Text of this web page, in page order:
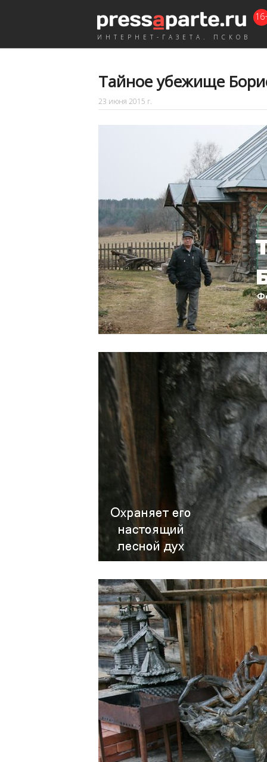
ИНТЕРНЕТ-ГАЗЕТА. ПСКОВ
Тайное убежище
23 июня 2015 г.